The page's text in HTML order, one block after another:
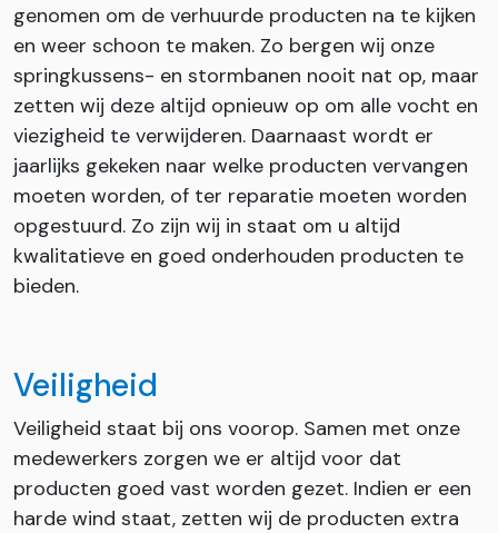
genomen om de verhuurde producten na te kijken
en weer schoon te maken. Zo bergen wij onze
springkussens- en stormbanen nooit nat op, maar
zetten wij deze altijd opnieuw op om alle vocht en
viezigheid te verwijderen. Daarnaast wordt er
jaarlijks gekeken naar welke producten vervangen
moeten worden, of ter reparatie moeten worden
opgestuurd. Zo zijn wij in staat om u altijd
kwalitatieve en goed onderhouden producten te
bieden.
Veiligheid
Veiligheid staat bij ons voorop. Samen met onze
medewerkers zorgen we er altijd voor dat
producten goed vast worden gezet. Indien er een
harde wind staat, zetten wij de producten extra